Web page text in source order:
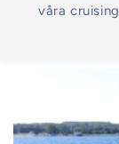
våra